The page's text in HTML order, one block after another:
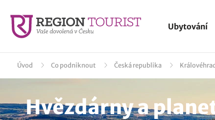
Ubytování
Úvod Co podniknout Česká republika
Hvězdárny a